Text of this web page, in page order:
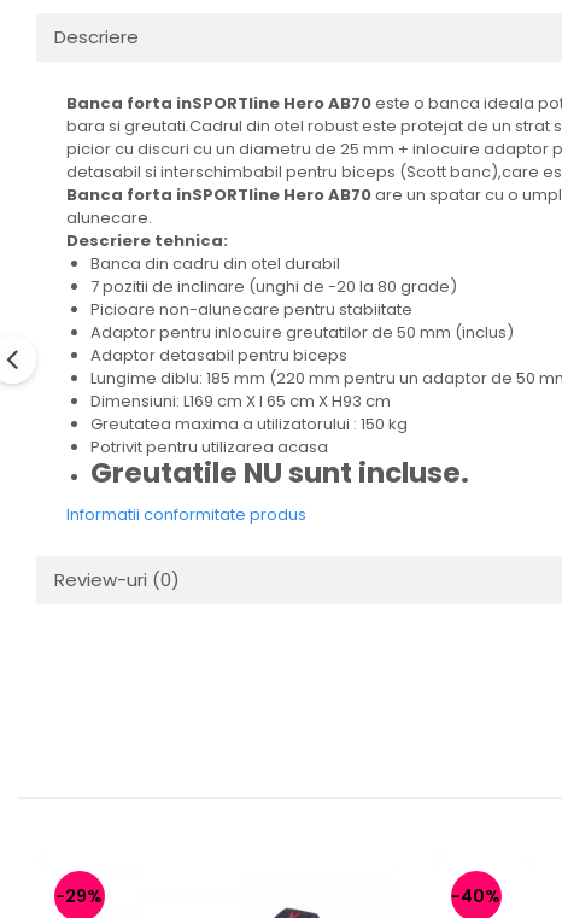
Descriere
Banca forta inSPORTline Hero AB70este o banca ideala
bara si greutati.Cadrul din otel robust este protejat de un
picior cu discuri cu un diametru de 25 mm + inlocuire
detasabil si interschimbabil pentru biceps (Scott banc),care
Banca forta inSPORTline Hero AB70are un spatar cu o
alunecare.
Descriere tehnica:
Banca din cadru din otel durabil
7 pozitii de inclinare (unghi de -20 la 80 grade)
Picioare non-alunecare pentru stabiitate
Adaptor pentru inlocuire greutatilor de 50 mm (inclus)
Adaptor detasabil pentru biceps
Lungime diblu: 185 mm (220 mm pentru un adaptor de 50
Dimensiuni: L169 cm X l 65 cm X H93 cm
Greutatea maxima a utilizatorului : 150 kg
Potrivit pentru utilizarea acasa
Greutatile NU sunt incluse.
Informatii conformitate produs
Review-uri (0)
-29% -40%